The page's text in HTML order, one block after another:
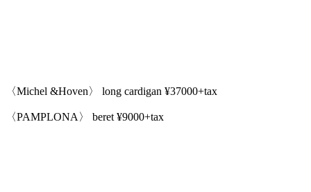
〈Michel &Hoven〉 long cardigan ¥37000+tax
〈PAMPLONA〉 beret ¥9000+tax